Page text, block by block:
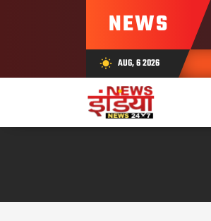
NEWS
wb_sunny AUG, 6 2026